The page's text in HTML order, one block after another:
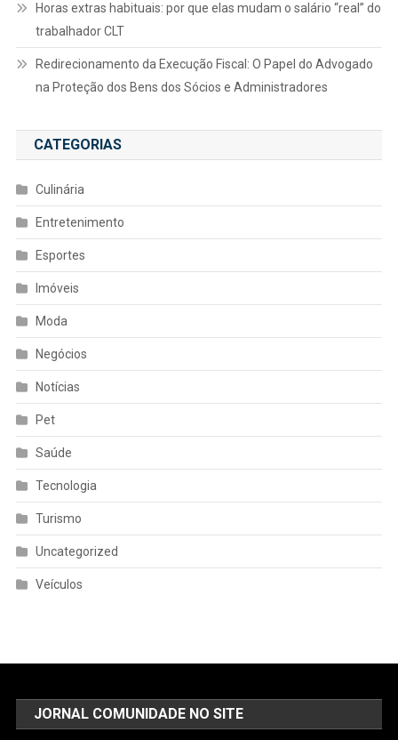
Horas extras habituais: por que elas mudam o salário “real” do
trabalhador CLT
Redirecionamento da Execução Fiscal: O Papel do Advogado
na Proteção dos Bens dos Sócios e Administradores
CATEGORIAS
Culinária
Entretenimento
Esportes
Imóveis
Moda
Negócios
Notícias
Pet
Saúde
Tecnologia
Turismo
Uncategorized
Veículos
JORNAL COMUNIDADE NO SITE